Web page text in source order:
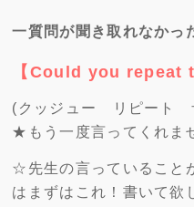
一質問が聞き取れなかっ
【Could you repeat
(クッジュー リピート
★もう一度言ってくれま
☆先生の言っていること
はまずはこれ！書いて